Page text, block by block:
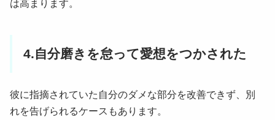
は高まります。
4.自分磨きを怠って愛想をつかされた
彼に指摘されていた自分のダメな部分を改善できず、別
れを告げられるケースもあります。